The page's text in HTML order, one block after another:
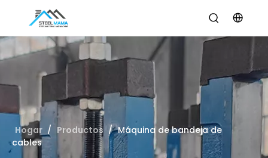
Hogar / Productos / Máquina de bandeja de
cables